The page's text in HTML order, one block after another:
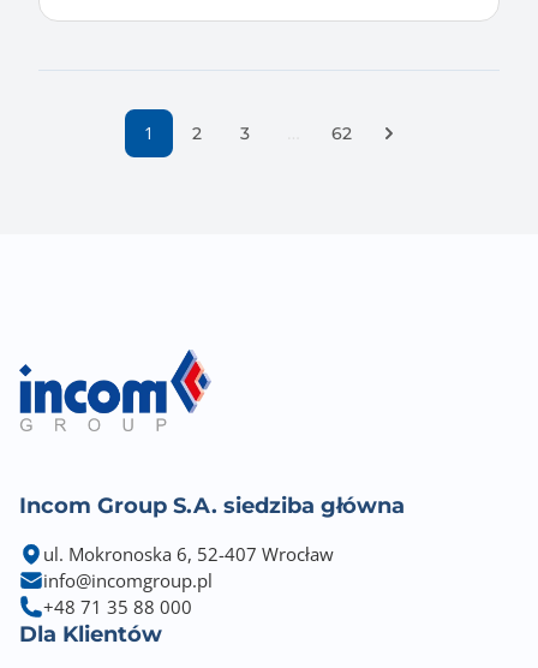
1 2 3 62
Następna strona
Incom Group S.A. siedziba główna
ul. Mokronoska 6, 52-407 Wrocław
info@incomgroup.pl
+48 71 35 88 000
Dla Klientów